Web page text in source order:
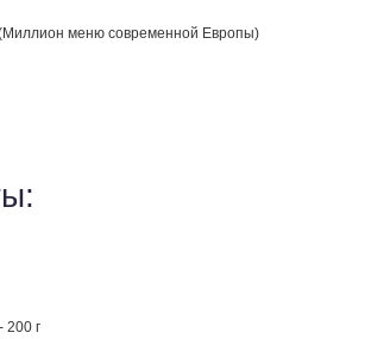
меню современной Европы)
200 г